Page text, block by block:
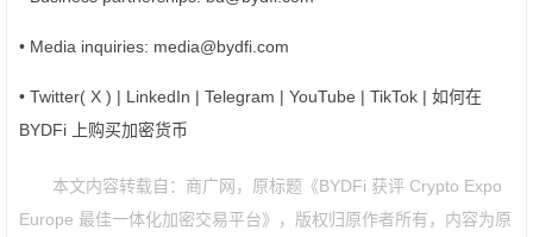
• Media inquiries: media@bydfi.com
• Twitter( X ) | LinkedIn | Telegram | YouTube | TikTok | 如何在
BYDFi 上购买加密货币
本文内容转载自：商广网，原标题《BYDFi 获评 Crypto Expo
Europe 最佳一体化加密交易平台》，版权归原作者所有，内容为原